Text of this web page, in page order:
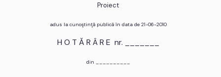
Proiect
adus la cunoştinţă publică în data de 21-06-2010
H O T Ă R Â R E nr. _______
din __________